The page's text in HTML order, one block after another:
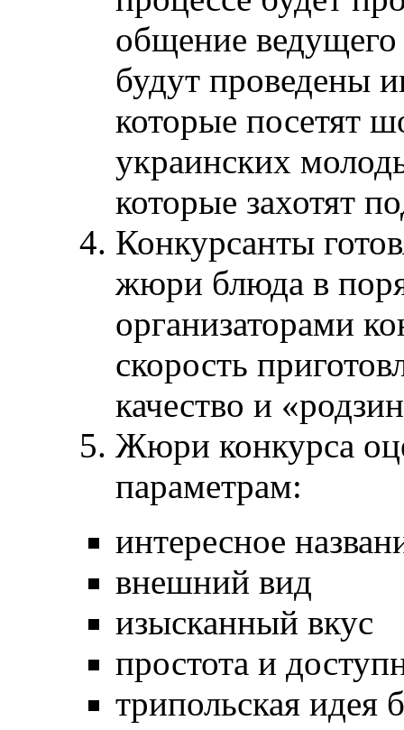
общение ведущего
будут проведены
которые посетят
украинских
которые захотят
Конкурсанты
жюри блюда в
организаторами
скорость
качество и
Жюри конкурса
параметрам:
интересное
внешний вид
изысканный вкус
простота и
трипольская идея